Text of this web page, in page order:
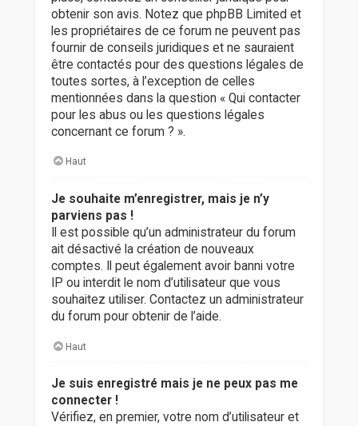
obtenir son avis. Notez que phpBB Limited et
les propriétaires de ce forum ne peuvent pas
fournir de conseils juridiques et ne sauraient
être contactés pour des questions légales de
toutes sortes, à l’exception de celles
mentionnées dans la question « Qui contacter
pour les abus ou les questions légales
concernant ce forum ? ».
Haut
Je souhaite m’enregistrer, mais je n’y
parviens pas !
Il est possible qu’un administrateur du forum
ait désactivé la création de nouveaux
comptes. Il peut également avoir banni votre
IP ou interdit le nom d’utilisateur que vous
souhaitez utiliser. Contactez un administrateur
du forum pour obtenir de l’aide.
Haut
Je suis enregistré mais je ne peux pas me
connecter !
Vérifiez, en premier, votre nom d’utilisateur et